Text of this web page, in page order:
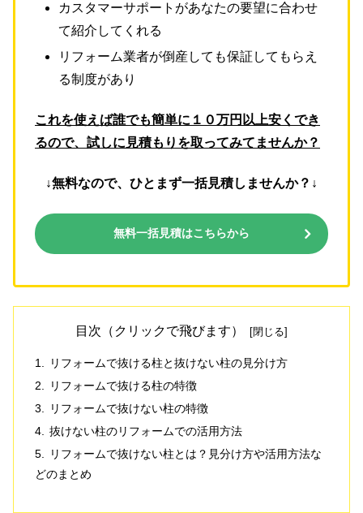
カスタマーサポートがあなたの要望に合わせ
て紹介してくれる
リフォーム業者が倒産しても保証してもらえ
る制度があり
これを使えば誰でも簡単に１０万円以上安くでき
るので、試しに見積もりを取ってみてませんか？
↓無料なので、ひとまず一括見積しませんか？↓
無料一括見積はこちらから
目次（クリックで飛びます）
リフォームで抜ける柱と抜けない柱の見分け方
リフォームで抜ける柱の特徴
リフォームで抜けない柱の特徴
抜けない柱のリフォームでの活用方法
リフォームで抜けない柱とは？見分け方や活用方法な
どのまとめ